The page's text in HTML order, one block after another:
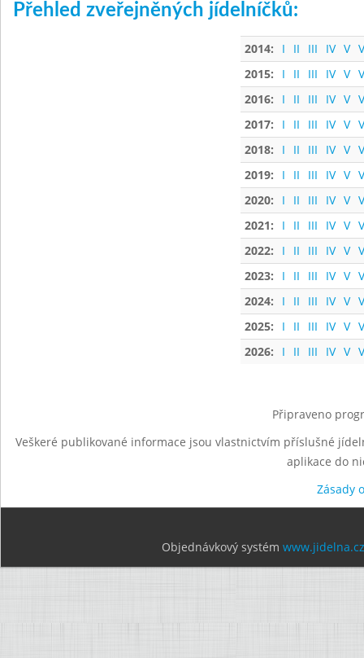
Přehled zveřejněných jídelníčků:
2014: I II III IV V
2015:
I II III IV V
2016:
I II III IV V
2017:
I II III IV V
2018:
I II III IV V
2019:
I II III IV V
2020:
I II III IV V
2021:
I II III IV V
2022:
I II III IV V
2023:
I II III IV V
2024:
I II III IV V
2025:
I II III IV V
2026:
I II III IV V
Připraveno
Veškeré publikované informace jsou vlastnictvím příslušné
aplikace do
Zásady
Objednávkový systém www.jidelna.cz